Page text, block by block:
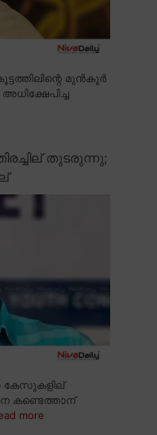
മുൻകൂർ
തുടരുന്നു;
കേസുകളില്
കണ്ടെത്താന്
more